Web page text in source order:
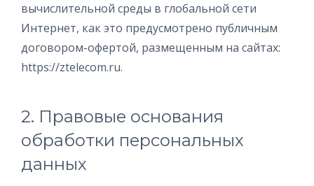
вычислительной среды в глобальной сети
Интернет, как это предусмотрено публичным
договором-офертой, размещенным на сайтах:
https://ztelecom.ru.
2. Правовые основания
обработки персональных
данных